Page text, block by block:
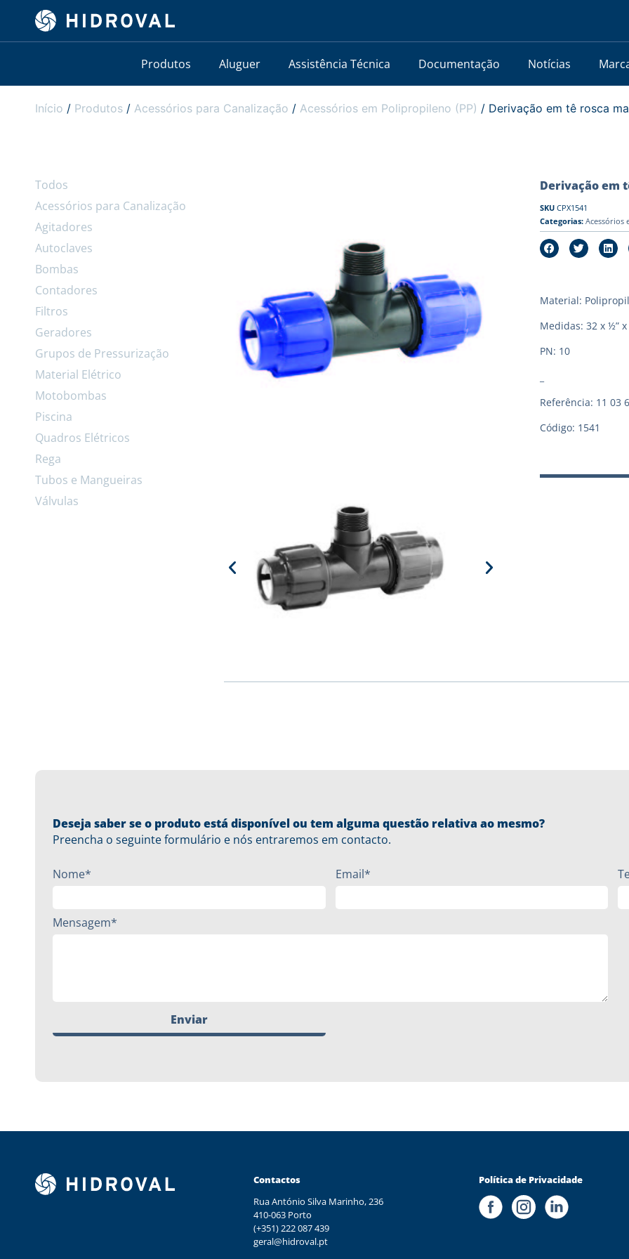
Produtos Aluguer Assistência Técnica Documentação Notícias
Início / Produtos / Acessórios para Canalização / Acessórios em Polipropileno (PP) / Derivação em tê rosca
Todos
Acessórios para Canalização
Agitadores
Autoclaves
Bombas
Contadores
Filtros
Geradores
Grupos de Pressurização
Material Elétrico
Motobombas
Piscina
Quadros Elétricos
Rega
Tubos e Mangueiras
Válvulas
Derivação em
SKU CPX1541
Categorias: Acessórios
Material:
Medidas: 32 x ½” x
PN: 10
Referência: 11 03
Código: 1541
Deseja saber se o produto está disponível ou tem alguma questão relativa ao mesmo?
Preencha o seguinte formulário e nós entraremos em contacto.
Nome* Email*
Mensagem*
Enviar
Contactos
Rua António Silva Marinho, 236
410-063 Porto
(+351) 222 087 439
geral@hidroval.pt
Política de Privacidade